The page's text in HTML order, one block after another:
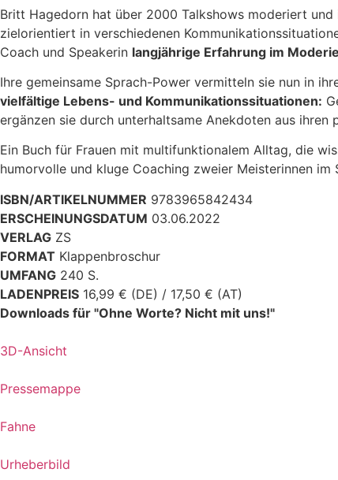
Britt Hagedorn hat über 2000 Talkshows moderiert
zielorientiert in verschiedenen
Coach und Speakerin langjährige Erfahrung im
Ihre gemeinsame Sprach-Power vermitteln sie nun in
vielfältige Lebens- und Kommunikationssituationen:
ergänzen sie durch unterhaltsame Anekdoten aus ihren
Ein Buch für Frauen mit multifunktionalem Alltag, die
humorvolle und kluge Coaching zweier Meisterinnen im
ISBN/ARTIKELNUMMER 9783965842434
ERSCHEINUNGSDATUM 03.06.2022
VERLAG ZS
FORMAT Klappenbroschur
UMFANG 240 S.
LADENPREIS 16,99 € (DE) / 17,50 € (AT)
Downloads für "Ohne Worte? Nicht mit uns!"
3D-Ansicht
Pressemappe
Fahne
Urheberbild